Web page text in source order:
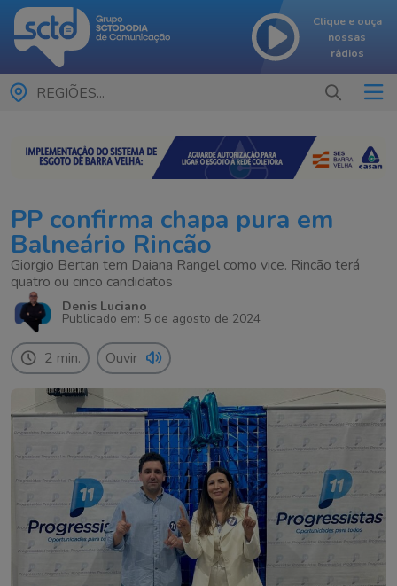
Clique e ouça
nossas
rádios
REGIÕES...
PP confirma chapa pura em
Balneário Rincão
Giorgio Bertan tem Daiana Rangel como vice. Rincão terá
quatro ou cinco candidatos
Denis Luciano
Publicado em: 5 de agosto de 2024
2 min. Ouvir